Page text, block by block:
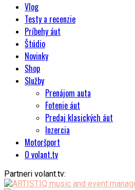
Vlog
Testy a recenzie
Príbehy áut
Štúdio
Novinky
Shop
Služby
Prenájom auta
Fotenie áut
Predaj klasických áut
Inzercia
Motoršport
O volant.tv
Partneri volant.tv: